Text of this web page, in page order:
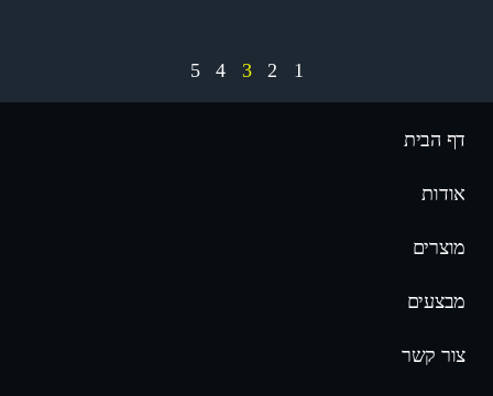
1
2
3
4
5
דף הבית
אודות
מוצרים
מבצעים
צור קשר